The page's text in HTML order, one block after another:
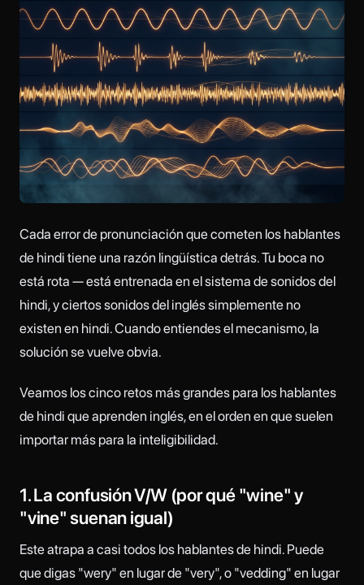
Cada error de pronunciación que cometen los hablantes
de hindi tiene una razón lingüística detrás. Tu boca no
está rota — está entrenada en el sistema de sonidos del
hindi, y ciertos sonidos del inglés simplemente no
existen en hindi. Cuando entiendes el mecanismo, la
solución se vuelve obvia.
Veamos los cinco retos más grandes para los hablantes
de hindi que aprenden inglés, en el orden en que suelen
importar más para la inteligibilidad.
1. La confusión V/W (por qué "wine" y
"vine" suenan igual)
Este atrapa a casi todos los hablantes de hindi. Puede
que digas "wery" en lugar de "very", o "vedding" en lugar